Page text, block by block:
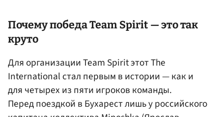
Почему победа Team Spirit — это так
круто
Для организации Team Spirit этот The
International стал первым в истории — как и
для четырех из пяти игроков команды.
Перед поездкой в Бухарест лишь у российского